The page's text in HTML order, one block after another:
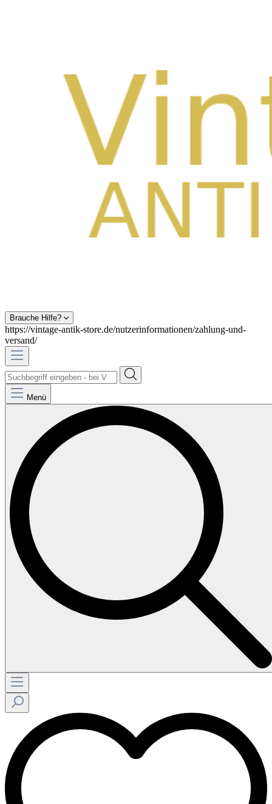
Brauche Hilfe?
https://vintage-antik-store.de/nutzerinformationen/zahlung-und-
versand/
Menü